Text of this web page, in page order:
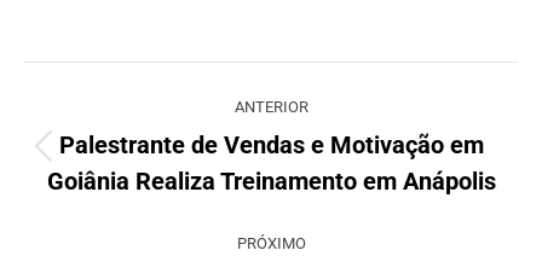
post:
ANTERIOR
anterior:
Palestrante de Vendas e Motivação em
Goiânia Realiza Treinamento em Anápolis
PRÓXIMO